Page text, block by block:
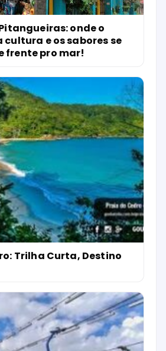
onde o
e os sabores se
frente pro mar!
Trilha Curta, Destino